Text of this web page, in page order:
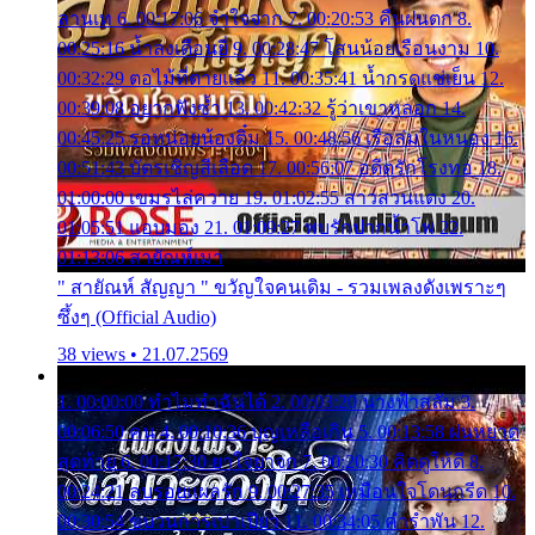
ลานเท 6. 00:17:06 จำใจจาก 7. 00:20:53 คืนฝนตก 8.
00:25:16 น้ำลงเดือนยี่ 9. 00:28:47 โสนน้อยเรือนงาม 10.
00:32:29 ตอไม้ที่ตายแล้ว 11. 00:35:41 น้ำกรดแช่เย็น 12.
00:39:08 อยากฟังซ้ำ 13. 00:42:32 รู้ว่าเขาหลอก 14.
00:45:25 รอหน่อยน้องติ๋ม 15. 00:48:56 เรือล่มในหนอง 16.
00:51:43 บัตรเชิญสีเลือด 17. 00:56:07 อดีตรักโรงทอ 18.
01:00:00 เขมรไล่ควาย 19. 01:02:55 สาวสวนแตง 20.
01:05:51 แอบมอง 21. 01:09:27 พบรักปากน้ำโพ 22.
01:13:06 สายัณห์เมา
" สายัณห์ สัญญา " ขวัญใจคนเดิม - รวมเพลงดังเพราะๆ
ซึ้งๆ (Official Audio)
38 views • 21.07.2569
1. 00:00:00 ทำไมทำฉันได้ 2. 00:03:20 นางฟ้าสลัม 3.
00:06:50 คน 4. 00:10:36 บุญเหลือเกิน 5. 00:13:58 ฝนหยาด
สุดท้าย 6. 00:17:30 ยาใจยาจก 7. 00:20:30 คิดดูให้ดี 8.
00:24:21 ลบรอยแผลรัก 9. 00:27:35 เหมือนใจโดนกรีด 10.
00:30:54 ขบวนการเปาเปียว 11. 00:34:05 คำรำพัน 12.